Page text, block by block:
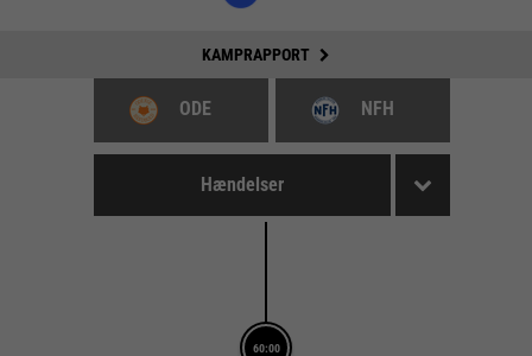
KAMPRAPPORT
ODE NFH
Hændelser
60:00